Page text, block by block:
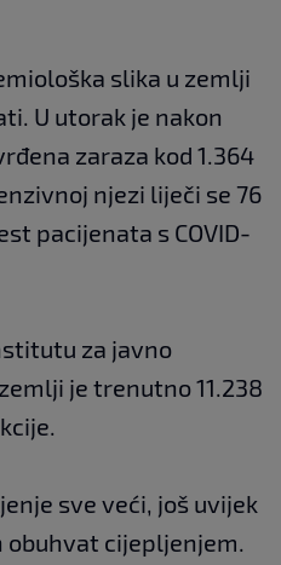
slika u zemlji
U utorak je nakon
zaraza kod 1.364
njezi liječi se 76
pacijenata s COVID-
za javno
je trenutno 11.238
sve veći, još uvijek
cijepljenjem.